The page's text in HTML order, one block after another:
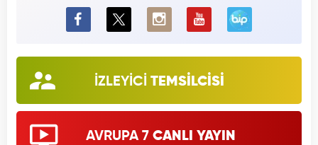
BiP
İZLEYİCİ TEMSİLCİSİ
AVRUPA 7 CANLI YAYIN